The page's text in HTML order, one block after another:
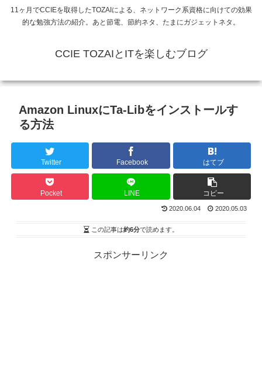
11ヶ月でCCIEを取得したTOZAIによる、ネットワーク系資格に向けての効果
的な勉強方法の紹介。あと節電、節約ネタ、たまにガジェットネタ。
CCIE TOZAIとITを楽しむブログ
Amazon LinuxにTa-Libをインストールす
る方法
Twitter Facebook はてブ
Pocket LINE コピー
2020.06.04 2020.05.03
この記事は約6分で読めます。
スポンサーリンク